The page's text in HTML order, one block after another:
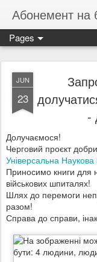
Абонемент на
Pages
JUN
23
-
Долучаємося!
Черговий проєкт
Універсальна Наукова
Приносимо книги для
військових шпиталях!
Шлях до перемоги
разом!
Справа до справи,